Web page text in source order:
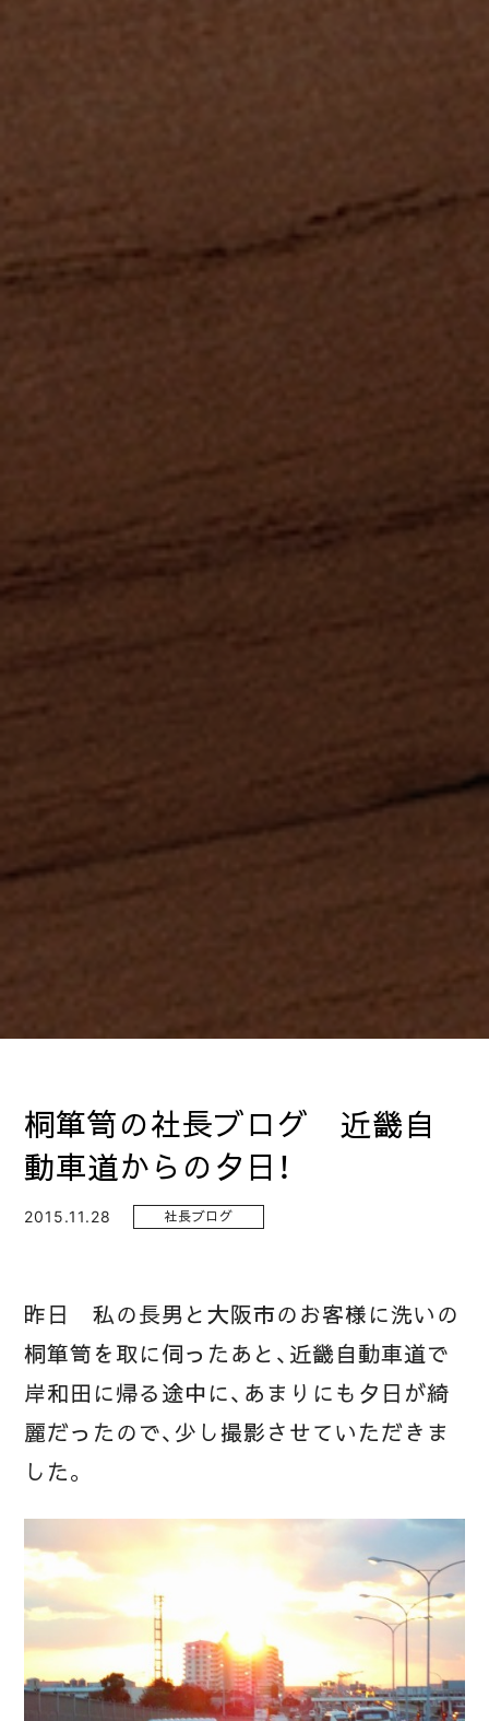
桐箪笥の社長ブログ 近畿自
動車道からの夕日！
2015.11.28 社長ブログ
昨日 私の長男と大阪市のお客様に洗いの
桐箪笥を取に伺ったあと、近畿自動車道で
岸和田に帰る途中に、あまりにも夕日が綺
麗だったので、少し撮影させていただきま
した。